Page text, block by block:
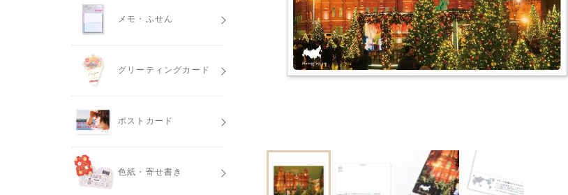
メモ・ふせん
グリーティングカード
ポストカード
色紙・寄せ書き